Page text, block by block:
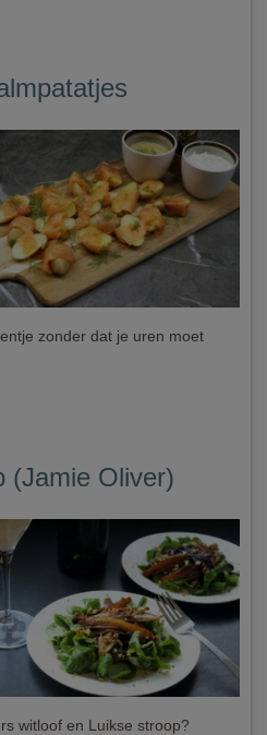
zonder dat je uren moet
(Jamie Oliver)
witloof en Luikse stroop?